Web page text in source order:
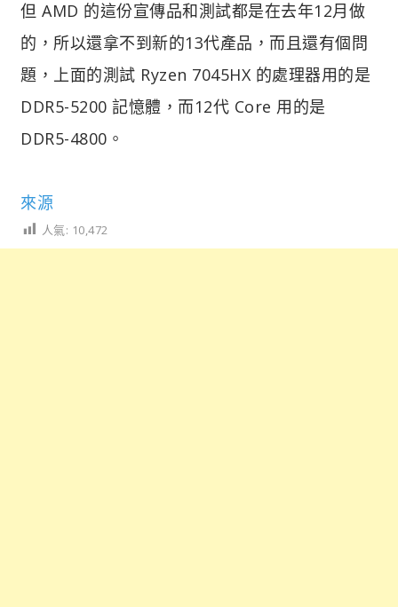
但 AMD 的這份宣傳品和測試都是在去年12月做
的，所以還拿不到新的13代產品，而且還有個問
題，上面的測試 Ryzen 7045HX 的處理器用的是
DDR5-5200 記憶體，而12代 Core 用的是
DDR5-4800。
來源
人氣: 10,472